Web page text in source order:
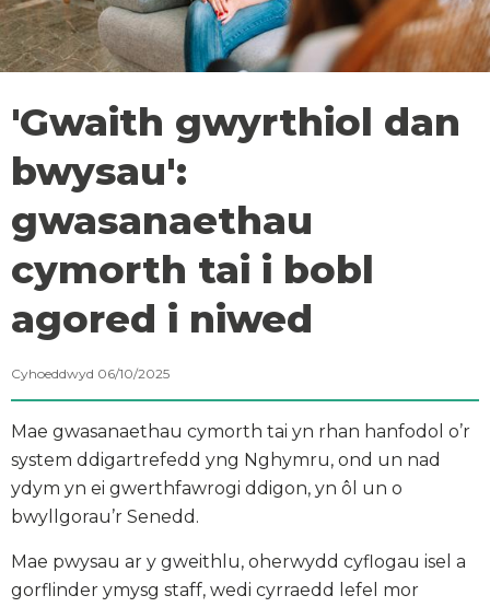
'Gwaith gwyrthiol dan
bwysau':
gwasanaethau
cymorth tai i bobl
agored i niwed
Cyhoeddwyd 06/10/2025
Mae gwasanaethau cymorth tai yn rhan hanfodol o’r
system ddigartrefedd yng Nghymru, ond un nad
ydym yn ei gwerthfawrogi ddigon, yn ôl un o
bwyllgorau’r Senedd.
Mae pwysau ar y gweithlu, oherwydd cyflogau isel a
gorflinder ymysg staff, wedi cyrraedd lefel mor